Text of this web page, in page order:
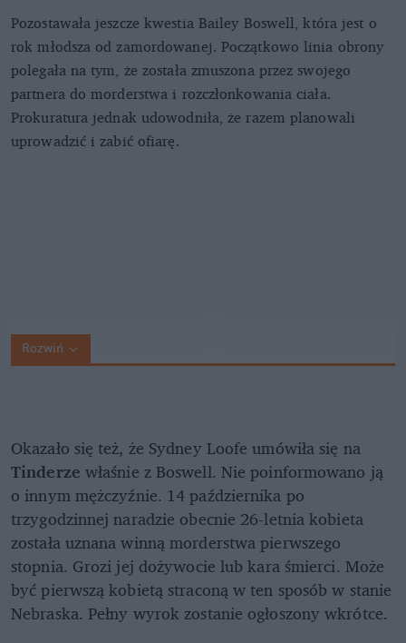
Pozostawała jeszcze kwestia Bailey Boswell, która jest o
rok młodsza od zamordowanej. Początkowo linia obrony
polegała na tym, że została zmuszona przez swojego
partnera do morderstwa i rozczłonkowania ciała.
Prokuratura jednak udowodniła, że razem planowali
uprowadzić i zabić ofiarę.
Rozwiń
Okazało się też, że Sydney Loofe umówiła się na
Tinderze właśnie z Boswell. Nie poinformowano ją
o innym mężczyźnie. 14 października po
trzygodzinnej naradzie obecnie 26-letnia kobieta
została uznana winną morderstwa pierwszego
stopnia. Grozi jej dożywocie lub kara śmierci. Może
być pierwszą kobietą straconą w ten sposób w stanie
Nebraska. Pełny wyrok zostanie ogłoszony wkrótce.